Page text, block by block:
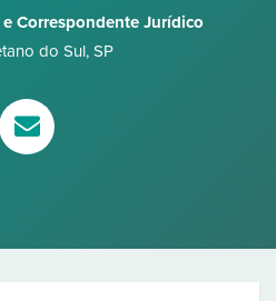
Correspondente Jurídico
do Sul, SP